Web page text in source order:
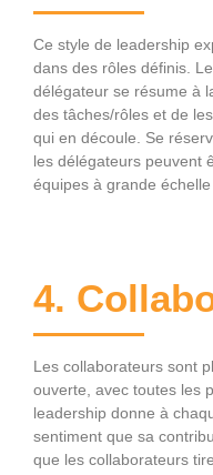
Ce style de leadership
dans des rôles définis.
délégateur se résume à
des tâches/rôles et de
qui en découle. Se
les délégateurs peuvent
équipes à grande
4.
Les collaborateurs sont
ouverte, avec toutes les
leadership donne à
sentiment que sa
que les collaborateurs